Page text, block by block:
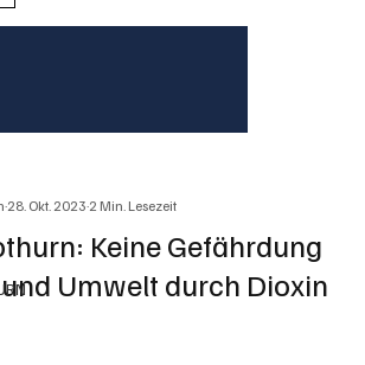
Keine Gefährdung
Umwelt durch Dioxin
28. Okt. 20232 Min. Lesezeit
Sternen bewertet.